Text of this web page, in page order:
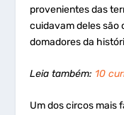
provenientes das
cuidavam deles são
domadores da
Leia também: 10
Um dos circos mais